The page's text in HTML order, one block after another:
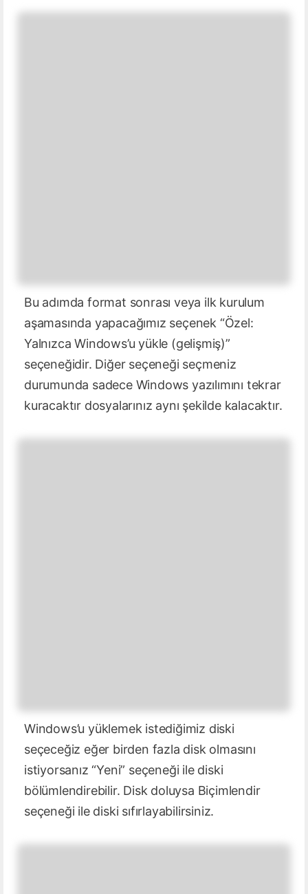
Bu adımda format sonrası veya ilk kurulum
aşamasında yapacağımız seçenek “Özel:
Yalnızca Windows’u yükle (gelişmiş)”
seçeneğidir. Diğer seçeneği seçmeniz
durumunda sadece Windows yazılımını tekrar
kuracaktır dosyalarınız aynı şekilde kalacaktır.
Windows’u yüklemek istediğimiz diski
seçeceğiz eğer birden fazla disk olmasını
istiyorsanız “Yeni” seçeneği ile diski
bölümlendirebilir. Disk doluysa Biçimlendir
seçeneği ile diski sıfırlayabilirsiniz.